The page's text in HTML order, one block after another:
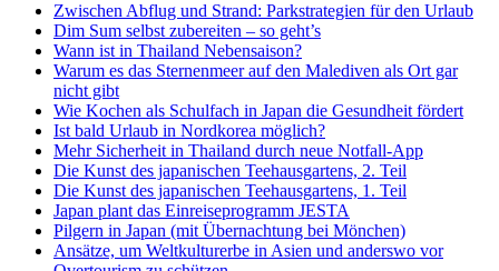
Zwischen Abflug und Strand: Parkstrategien für den Urlaub
Dim Sum selbst zubereiten – so geht’s
Wann ist in Thailand Nebensaison?
Warum es das Sternenmeer auf den Malediven als Ort gar
nicht gibt
Wie Kochen als Schulfach in Japan die Gesundheit fördert
Ist bald Urlaub in Nordkorea möglich?
Mehr Sicherheit in Thailand durch neue Notfall-App
Die Kunst des japanischen Teehausgartens, 2. Teil
Die Kunst des japanischen Teehausgartens, 1. Teil
Japan plant das Einreiseprogramm JESTA
Pilgern in Japan (mit Übernachtung bei Mönchen)
Ansätze, um Weltkulturerbe in Asien und anderswo vor